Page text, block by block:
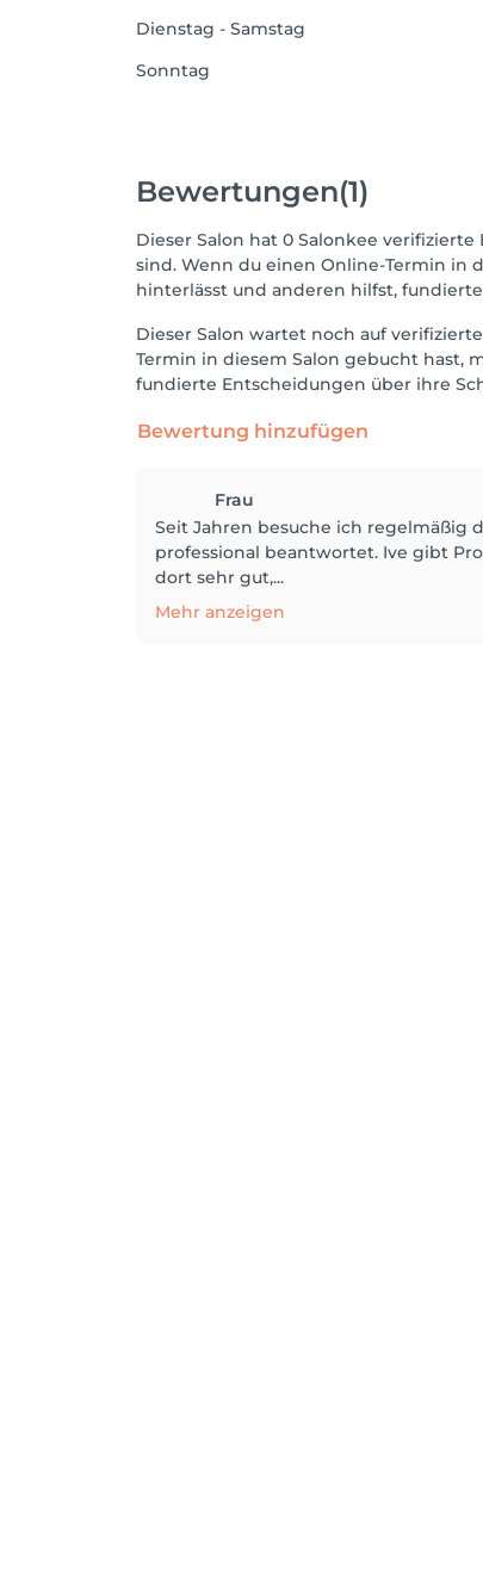
Dienstag - Samstag
Sonntag
Bewertungen(1)
Dieser Salon hat 0 Salonkee
sind. Wenn du einen Online-Termin in
hinterlässt und anderen hilfst,
Dieser Salon wartet noch auf
Termin in diesem Salon gebucht
fundierte Entscheidungen über ihre
Bewertung hinzufügen
Frau
Seit Jahren besuche ich regelmäßig
professional beantwortet. Ive gibt
dort sehr gut,...
Mehr anzeigen